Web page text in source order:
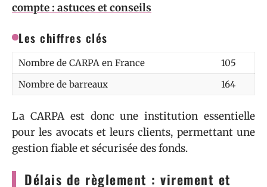
compte : astuces et conseils
Les chiffres clés
Nombre de CARPA en France
105
Nombre de barreaux
164
La CARPA est donc une institution essentielle
pour les avocats et leurs clients, permettant une
gestion fiable et sécurisée des fonds.
Délais de règlement : virement et